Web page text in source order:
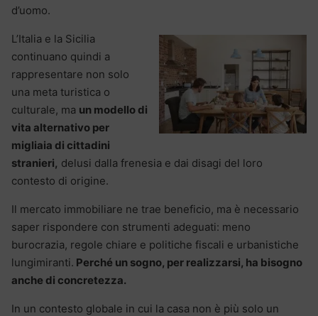
d’uomo.
L’Italia e la Sicilia
continuano quindi a
rappresentare non solo
una meta turistica o
culturale, ma un modello di
vita alternativo per
migliaia di cittadini
stranieri, delusi dalla frenesia e dai disagi del loro
contesto di origine.
Il mercato immobiliare ne trae beneficio, ma è necessario
saper rispondere con strumenti adeguati: meno
burocrazia, regole chiare e politiche fiscali e urbanistiche
lungimiranti. Perché un sogno, per realizzarsi, ha bisogno
anche di concretezza.
In un contesto globale in cui la casa non è più solo un